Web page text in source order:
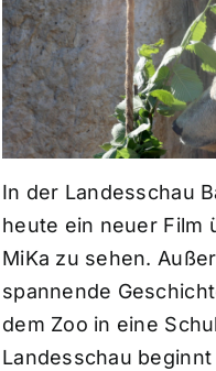
In der Landesschau
heute ein neuer Film
MiKa zu sehen.
spannende
dem Zoo in eine
Landesschau beginnt